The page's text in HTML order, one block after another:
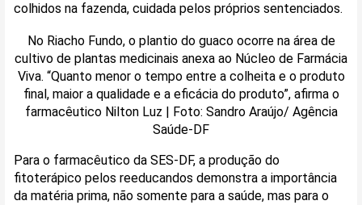
colhidos na fazenda, cuidada pelos próprios sentenciados.
No Riacho Fundo, o plantio do guaco ocorre na área de
cultivo de plantas medicinais anexa ao Núcleo de Farmácia
Viva. “Quanto menor o tempo entre a colheita e o produto
final, maior a qualidade e a eficácia do produto”, afirma o
farmacêutico Nilton Luz | Foto: Sandro Araújo/ Agência
Saúde-DF
Para o farmacêutico da SES-DF, a produção do
fitoterápico pelos reeducandos demonstra a importância
da matéria prima, não somente para a saúde, mas para o